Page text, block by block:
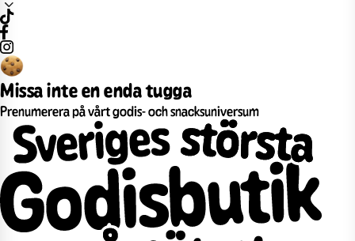
Missa inte en enda tugga
Prenumerera på vårt godis- och snacksuniversum